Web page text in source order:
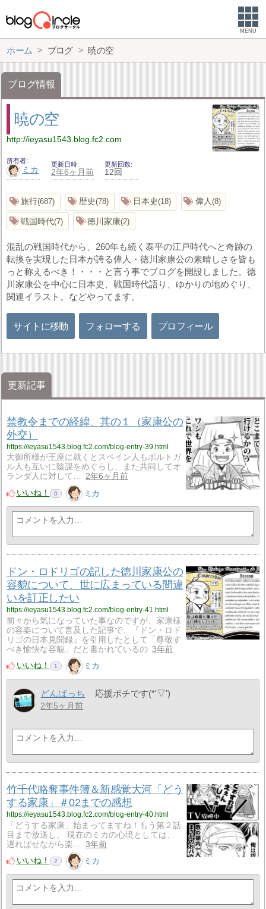
MENU
ホーム ブログ 暁の空
ブログ情報
暁の空
http://ieyasu1543.blog.fc2.com
所有者
ミカ
更新日時
2年6ヶ月前
更新回数
12回
旅行 687 歴史 78 日本史 18 偉人 8
戦国時代 7 徳川家康 2
混乱の戦国時代から、260年も続く泰平の江戸時代へと奇跡の
転換を実現した日本が誇る偉人・徳川家康公の素晴しさを皆も
っと称えるべき！・・・と言う事でブログを開設しました。徳
川家康公を中心に日本史、戦国時代語り、ゆかりの地めぐり、
関連イラスト。などやってます。
サイトに移動 フォローする プロフィール
更新記事
禁教令までの経緯、其の１（家康公の
外交）
https://ieyasu1543.blog.fc2.com/blog-entry-39.html
大御所様が王座に就くとスペイン人もポルトガ
ル人も互いに陰謀をめぐらし、また共同してオ
ランダ人に対して…
2年6ヶ月前
いいね！
0 ミカ
ドン・ロドリゴの記した徳川家康公の
容貌について、世に広まっている間違
いを訂正したい
https://ieyasu1543.blog.fc2.com/blog-entry-41.html
前々から気になっていた事なのですが、家康様
の容姿について言及した記事で、『ドン・ロド
リゴの日本見聞録』を引用したとして「尊敬す
べき愉快な容貌」だと書かれているの 3年前
いいね！
1 ミカ
どんぱっち 応援ポチです(*'▽')
2年5ヶ月前
竹千代略奪事件簿＆新感覚大河「どう
する家康」＃02までの感想
https://ieyasu1543.blog.fc2.com/blog-entry-40.html
「どうする家康」始まってますね！もう第２話
目まで放送し、 現在のミカの心境としては、
遅ればせながら楽…
3年前
いいね！
2 ミカ